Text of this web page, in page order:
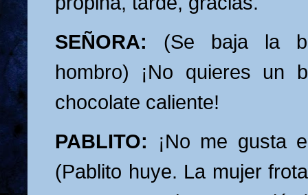
SEÑORA: (Se baja la
hombro) ¡No quieres un
chocolate caliente!
PABLITO: ¡No me gusta
(Pablito huye. La mujer